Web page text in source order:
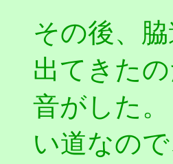
その後、
出てきた
音がした
い道なの